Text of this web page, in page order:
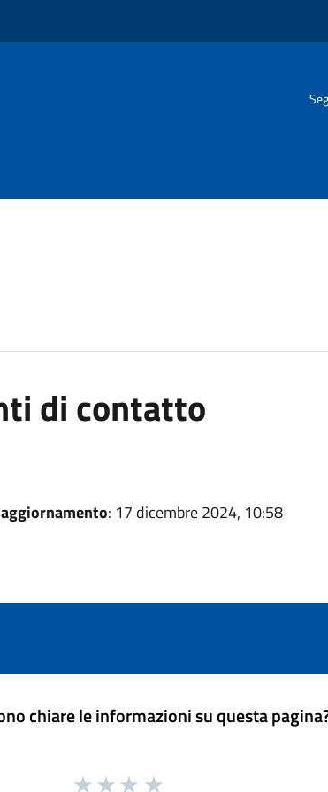
di contatto
: 17 dicembre 2024, 10:58
chiare le informazioni su questa